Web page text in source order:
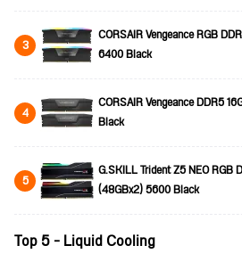
3
CORSAIR Vengeance RGB
6400 Black
4
CORSAIR Vengeance DDR5
Black
5
G.SKILL Trident Z5 NEO RGB
(48GBx2) 5600 Black
Top 5 - Liquid Cooling